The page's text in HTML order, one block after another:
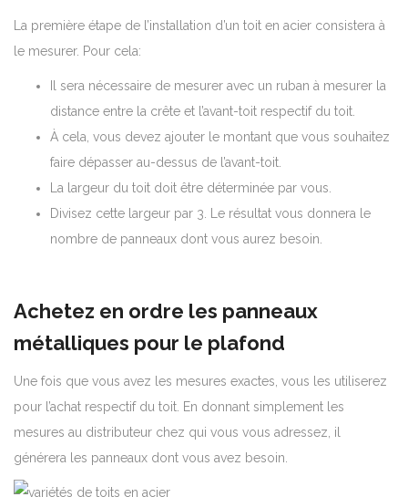
La première étape de l’installation d’un toit en acier consistera à
le mesurer. Pour cela:
Il sera nécessaire de mesurer avec un ruban à mesurer la
distance entre la crête et l’avant-toit respectif du toit.
À cela, vous devez ajouter le montant que vous souhaitez
faire dépasser au-dessus de l’avant-toit.
La largeur du toit doit être déterminée par vous.
Divisez cette largeur par 3. Le résultat vous donnera le
nombre de panneaux dont vous aurez besoin.
Achetez en ordre les panneaux
métalliques pour le plafond
Une fois que vous avez les mesures exactes, vous les utiliserez
pour l’achat respectif du toit. En donnant simplement les
mesures au distributeur chez qui vous vous adressez, il
générera les panneaux dont vous avez besoin.